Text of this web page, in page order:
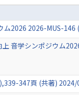
ム2026 2026-MUS-
音学シンポジウム
347頁 (共著)